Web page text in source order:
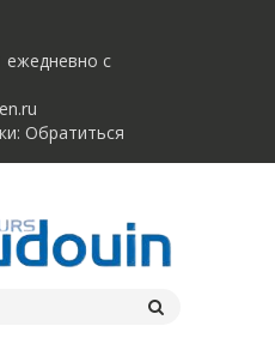
ежедневно с
Обратиться